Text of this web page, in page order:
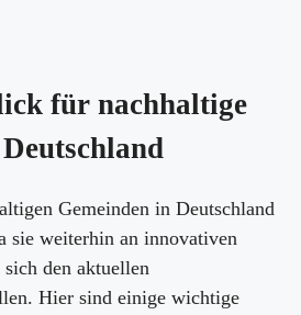
für nachhaltige
Gemeinden in Deutschland
sie weiterhin an innovativen
den aktuellen
Hier sind einige wichtige